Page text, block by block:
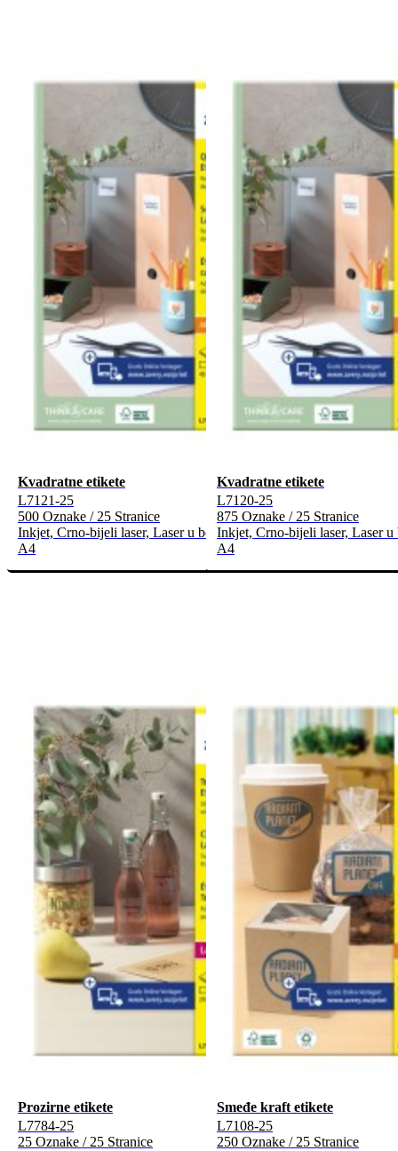
Kvadratne etikete
L7121-25
500 Oznake / 25 Stranice
Inkjet, Crno-bijeli laser, Laser u boji
A4
Kvadratne etikete
L7120-25
875 Oznake / 25 Stranice
Inkjet, Crno-bijeli laser, Laser u
A4
Prozirne etikete
L7784-25
25 Oznake / 25 Stranice
Smeđe kraft etikete
L7108-25
250 Oznake / 25 Stranice